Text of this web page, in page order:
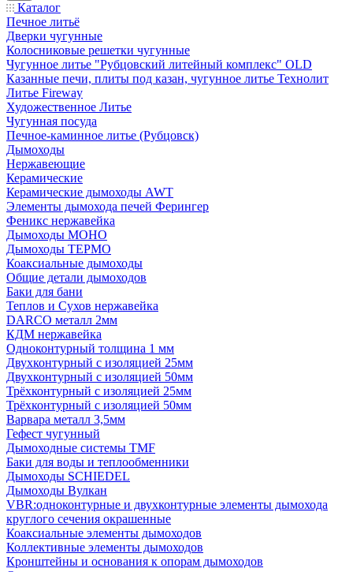
Каталог
Печное литьё
Дверки чугунные
Колосниковые решетки чугунные
Чугунное литье "Рубцовский литейный комплекс" OLD
Казанные печи, плиты под казан, чугунное литье Технолит
Литье Fireway
Художественное Литье
Чугунная посуда
Печное-каминное литье (Рубцовск)
Дымоходы
Нержавеющие
Керамические
Керамические дымоходы AWT
Элементы дымохода печей Ферингер
Феникс нержавейка
Дымоходы МОНО
Дымоходы ТЕРМО
Коаксиальные дымоходы
Общие детали дымоходов
Баки для бани
Теплов и Сухов нержавейка
DARCO металл 2мм
КДМ нержавейка
Одноконтурный толщина 1 мм
Двухконтурный с изоляцией 25мм
Двухконтурный с изоляцией 50мм
Трёхконтурный с изоляцией 25мм
Трёхконтурный с изоляцией 50мм
Варвара металл 3,5мм
Гефест чугунный
Дымоходные системы TMF
Баки для воды и теплообменники
Дымоходы SCHIEDEL
Дымоходы Вулкан
VBR:одноконтурные и двухконтурные элементы дымохода
круглого сечения окрашенные
Коаксиальные элементы дымоходов
Коллективные элементы дымоходов
Кронштейны и основания к опорам дымоходов